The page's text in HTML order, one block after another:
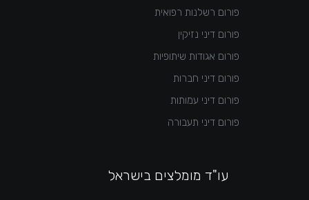
פורום רשלנות רפואית
פורום דיני נזיקין
פורום אגודות שיתופיות
פורום דיני חברות
פורום דיני עמותות
פורום דיני תעבורה
עו"ד מומלצים בישראל